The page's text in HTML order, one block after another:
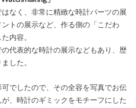
なく、非常に精緻な時計パーツの展
トの展示など、作る側の「こだわ
内容。
代表的な時計の展示などもあり、歴
した。
でしたので、その全容を写真でお伝
、時計のギミックをモチーフにした